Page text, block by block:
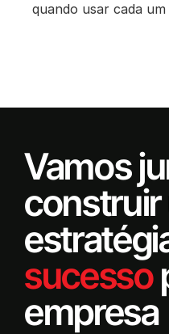
quando usar cada
Vamos
construir
sucesso
empresa